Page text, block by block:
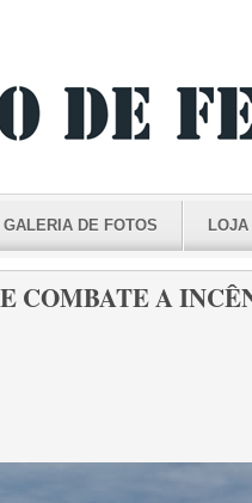
GALERIA DE FOTOS LOJA
COMBATE A